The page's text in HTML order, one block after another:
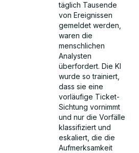
täglich Tausende
von Ereignissen
gemeldet werden,
waren die
menschlichen
Analysten
überfordert. Die KI
wurde so trainiert,
dass sie eine
vorläufige Ticket-
Sichtung vornimmt
und nur die Vorfälle
klassifiziert und
eskaliert, die die
Aufmerksamkeit